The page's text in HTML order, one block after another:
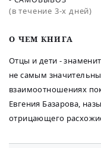
O ЧЕМ КНИГА
Отцы и дети -
не самым
взаимоотношениях
Евгения Базарова,
отрицающего
(в течение 3-х дней)